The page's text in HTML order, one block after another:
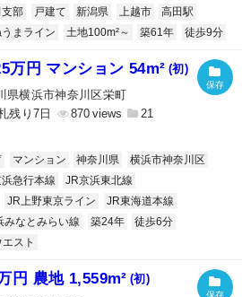
部 戸建て 新潟県 上越市
高田駅
まライン 土地100m²～ 築61年 徒歩9分
万円 マンション 54m² (初)
県横浜市神奈川区栄町
残り7日
870 21
マンション 神奈川県
横浜市神奈川区
急行本線
JR京浜東北線
JR上野東京ライン
JR東海道本線
みなとみらい線 築24年
徒歩6分
スト
円 農地 1,559m² (初)